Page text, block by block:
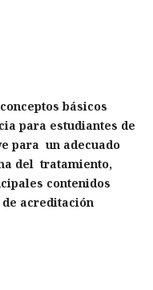
básicos
para estudiantes de
para un adecuado
del tratamiento,
contenidos
acreditación